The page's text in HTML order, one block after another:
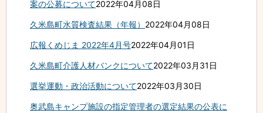
案の公募について2022年04月08日
久米島町水質検査結果（年報） 2022年04月08日
広報くめじま 2022年4月号2022年04月01日
久米島町介護人材バンクについて2022年03月31日
選挙運動・政治活動について2022年03月30日
奥武島キャンプ施設の指定管理者の選定結果の公表に